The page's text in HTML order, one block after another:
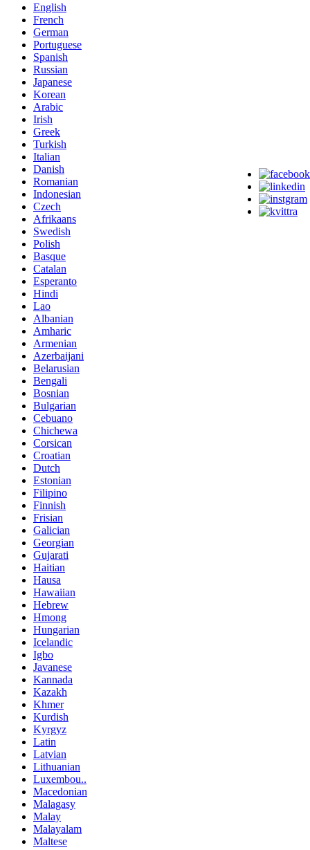
English
French
German
Portuguese
Spanish
Russian
Japanese
Korean
Arabic
Irish
Greek
Turkish
Italian
Danish
Romanian
Indonesian
Czech
Afrikaans
Swedish
Polish
Basque
Catalan
Esperanto
Hindi
Lao
Albanian
Amharic
Armenian
Azerbaijani
Belarusian
Bengali
Bosnian
Bulgarian
Cebuano
Chichewa
Corsican
Croatian
Dutch
Estonian
Filipino
Finnish
Frisian
Galician
Georgian
Gujarati
Haitian
Hausa
Hawaiian
Hebrew
Hmong
Hungarian
Icelandic
Igbo
Javanese
Kannada
Kazakh
Khmer
Kurdish
Kyrgyz
Latin
Latvian
Lithuanian
Luxembou..
Macedonian
Malagasy
Malay
Malayalam
Maltese